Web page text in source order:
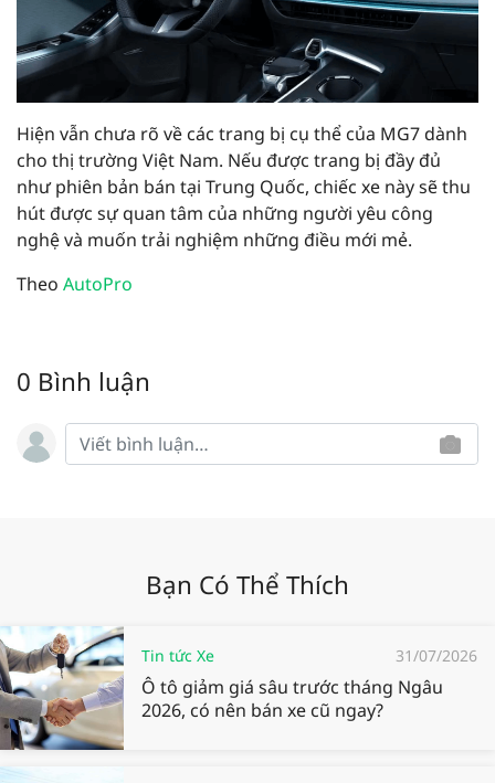
Hiện vẫn chưa rõ về các trang bị cụ thể của MG7 dành
cho thị trường Việt Nam. Nếu được trang bị đầy đủ
như phiên bản bán tại Trung Quốc, chiếc xe này sẽ thu
hút được sự quan tâm của những người yêu công
nghệ và muốn trải nghiệm những điều mới mẻ.
Theo AutoPro
0 Bình luận
Bạn Có Thể Thích
Tin tức Xe 31/07/2026
Ô tô giảm giá sâu trước tháng Ngâu
2026, có nên bán xe cũ ngay?